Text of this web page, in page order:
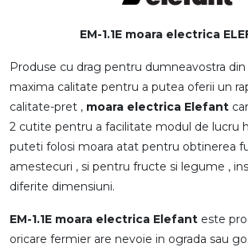
EM-1.1E moara electrica
Produse cu drag pentru dumneavostra
maxima calitate pentru a putea oferii un
calitate-pret , moara electrica Elefant
2 cutite pentru a facilitate modul de lucru
puteti folosi moara atat pentru obtinerea
amestecuri , si pentru fructe si legume ,
diferite dimensiuni.
EM-1.1E moara electrica Elefant este
oricare fermier are nevoie in ograda sau